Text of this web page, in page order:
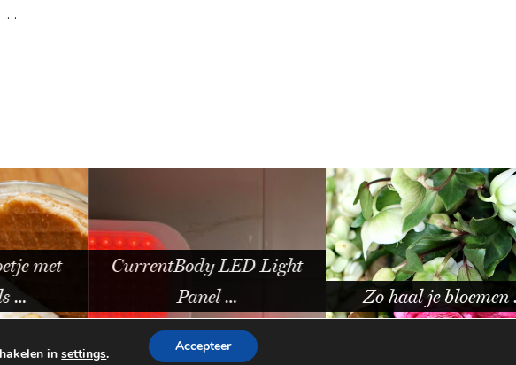
…
CurrentBody LED Light
Panel …
Zo haal je bloemen …
WORDPRESS THEME BY
insettings. Accepteer